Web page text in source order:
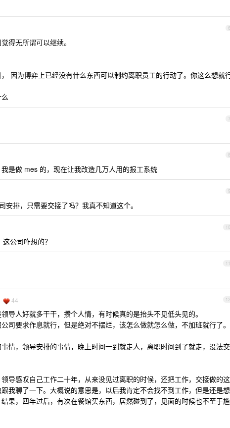
6
得无所谓可以继续。
因为博弈上已经没有什么东西可以制约离职员工的行动了。你这么想就
7
8
是做 mes 的，现在让我改造几万人用的报工系统
9
安排，只需要交接了吗？我真不知道这个。
10
公司咋想的？
11
12
44
导人好就多干干，攒个人情，有时候真的是抬头不见低头见的。
司要求作息就行，但是绝对不摆烂，该怎么做就怎么做，不加班就行了。
情，领导安排的事情，晚上时间一到就走人，离职时间到了就走，没法交
导感叹自己工作二十年，从来没见过离职的时候，还把工作，交接做的这
我聊了一下。大概说的意思是，以后我肯定不会找不到工作，但是还是想
果，四年过后，有次在餐馆买东西，居然碰到了，见面的时候也不至于尴